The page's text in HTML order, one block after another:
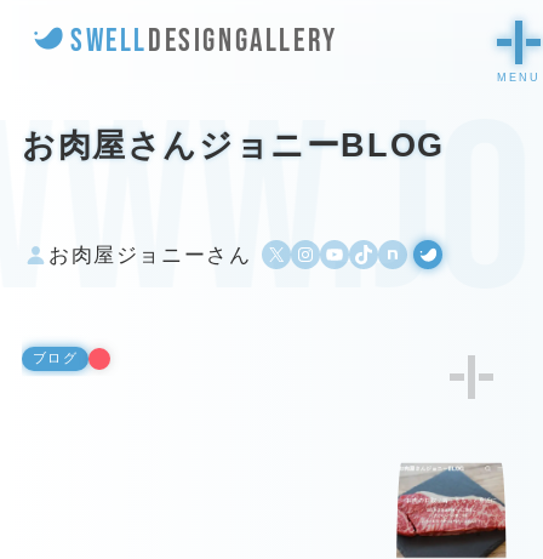
SWELLDESIGNGALLERY
お肉屋さんジョニーBLOG
お肉屋ジョニーさん X Instagram
YouTube
TikTok
500pxWordPress
ブログ